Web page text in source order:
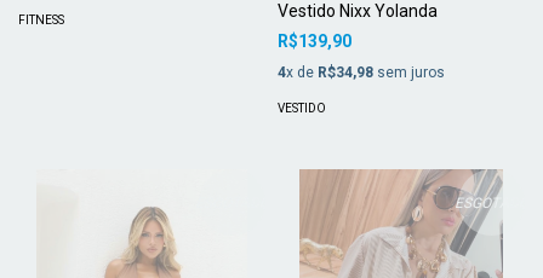
FITNESS
Vestido Nixx Yolanda
R$139,90
4x de R$34,98 sem juros
VESTIDO
ESGOTADO